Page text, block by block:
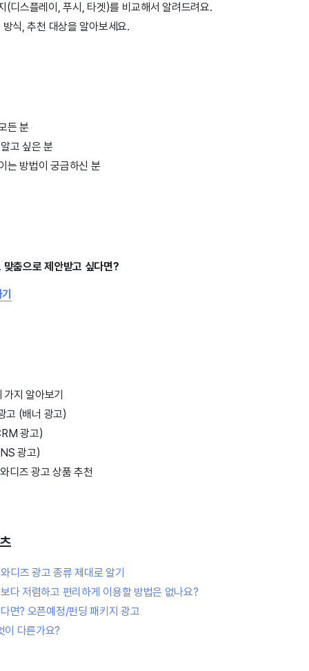
(디스플레이, 푸시, 타겟)를 비교해서 알려드려요.
식, 추천 대상을 알아보세요.
든 분
고 싶은 분
는 방법이 궁금하신 분
춤으로 제안받고 싶다면?
지 알아보기
고 (배너 광고)
광고)
광고)
디즈 광고 상품 추천
디즈 광고 종류 제대로 알기
다 저렴하고 편리하게 이용할 방법은 없나요?
면? 오픈예정/펀딩 패키지 광고
이 다른가요?